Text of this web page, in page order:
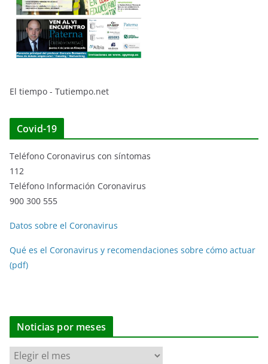
El tiempo - Tutiempo.net
Covid-19
Teléfono Coronavirus con síntomas
112
Teléfono Información Coronavirus
900 300 555
Datos sobre el Coronavirus
Qué es el Coronavirus y recomendaciones sobre cómo actuar
(pdf)
Noticias por meses
N